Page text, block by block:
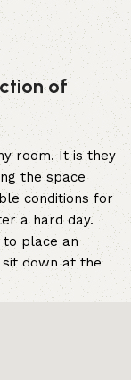
of
room. It is they
the space
conditions for
a hard day.
place an
down at the
furniture in the
The online
home and